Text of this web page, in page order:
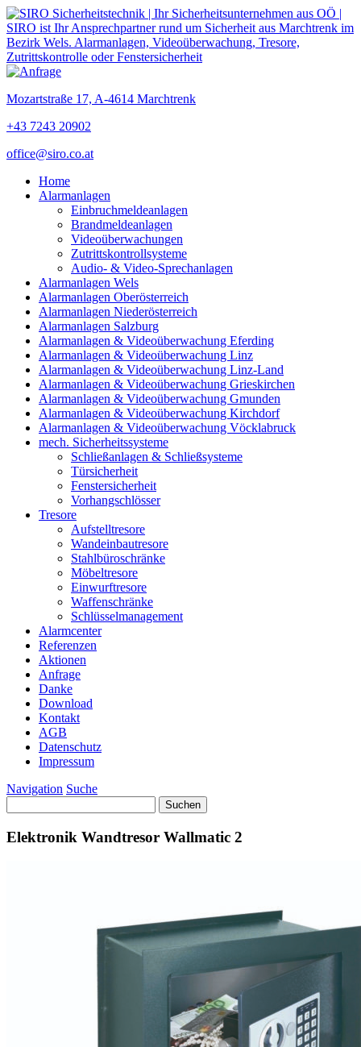
Mozartstraße 17, A-4614 Marchtrenk
+43 7243 20902
office@siro.co.at
Home
Alarmanlagen
Einbruchmeldeanlagen
Brandmeldeanlagen
Videoüberwachungen
Zutrittskontrollsysteme
Audio- & Video-Sprechanlagen
Alarmanlagen Wels
Alarmanlagen Oberösterreich
Alarmanlagen Niederösterreich
Alarmanlagen Salzburg
Alarmanlagen & Videoüberwachung Eferding
Alarmanlagen & Videoüberwachung Linz
Alarmanlagen & Videoüberwachung Linz-Land
Alarmanlagen & Videoüberwachung Grieskirchen
Alarmanlagen & Videoüberwachung Gmunden
Alarmanlagen & Videoüberwachung Kirchdorf
Alarmanlagen & Videoüberwachung Vöcklabruck
mech. Sicherheitssysteme
Schließanlagen & Schließsysteme
Türsicherheit
Fenstersicherheit
Vorhangschlösser
Tresore
Aufstelltresore
Wandeinbautresore
Stahlbüroschränke
Möbeltresore
Einwurftresore
Waffenschränke
Schlüsselmanagement
Alarmcenter
Referenzen
Aktionen
Anfrage
Danke
Download
Kontakt
AGB
Datenschutz
Impressum
Navigation Suche
nach:
Elektronik Wandtresor Wallmatic 2